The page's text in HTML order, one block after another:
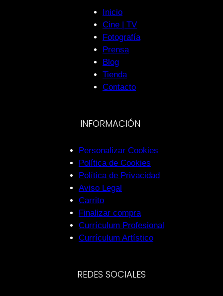
Inicio
Cine | TV
Fotografía
Prensa
Blog
Tienda
Contacto
INFORMACIÓN
Personalizar Cookies
Política de Cookies
Política de Privacidad
Aviso Legal
Carrito
Finalizar compra
Currículum Profesional
Currículum Artístico
REDES SOCIALES